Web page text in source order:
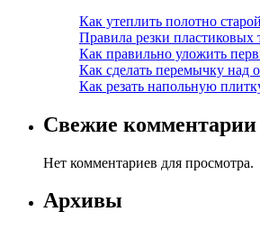
Как утеплить полотно
Правила резки пластиковых
Как правильно уложить
Как сделать перемычку над
Как резать напольную
Свежие комментарии
Нет комментариев для просмотра.
Архивы